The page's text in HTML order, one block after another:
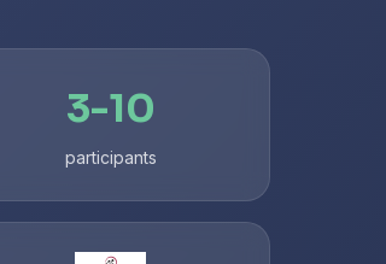
3-10
participants